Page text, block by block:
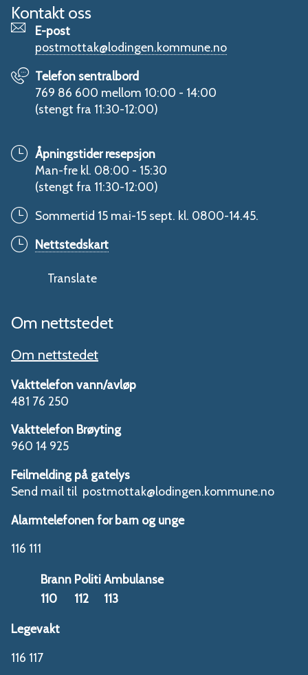
Kontakt oss
E-post
postmottak@lodingen.kommune.no
Telefon sentralbord
769 86 600 mellom 10:00 - 14:00
(stengt fra 11:30-12:00)
Åpningstider resepsjon
Man-fre kl. 08:00 - 15:30
(stengt fra 11:30-12:00)
Sommertid 15 mai-15 sept. kl. 0800-14.45.
Nettstedskart
Translate
Om nettstedet
Om nettstedet
Vakttelefon vann/avløp
481 76 250
Vakttelefon Brøyting
960 14 925
Feilmelding på gatelys
Send mail til postmottak@lodingen.kommune.no
Alarmtelefonen for barn og unge
116 111
Brann PolitiAmbulanse
110
112 113
Legevakt
116 117